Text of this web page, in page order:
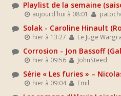
Playlist de la semaine
aujourd'hui à 08:01
Solak - Caroline Hinault
hier à 13:27 Le Juge
Corrosion - Jon Bassoff
hier à 09:56 JohnSteed
Série « Les furies » –
hier à 09:04 Emil